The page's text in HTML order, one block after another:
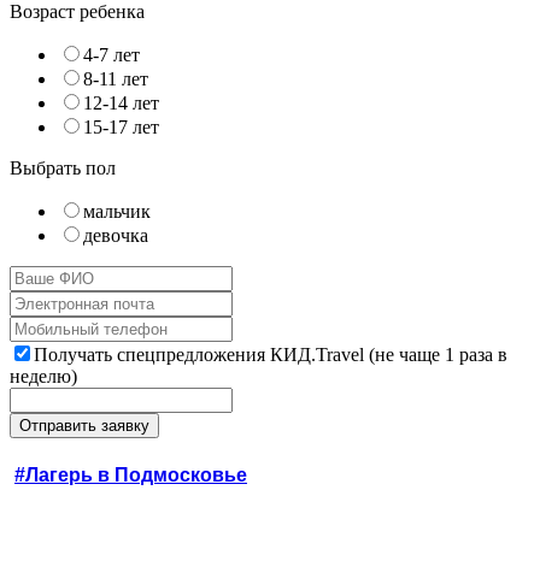
Возраст ребенка
4-7 лет
8-11 лет
12-14 лет
15-17 лет
Выбрать пол
мальчик
девочка
Получать спецпредложения КИД.Travel (не чаще 1 раза в
неделю)
#Лагерь в Подмосковье